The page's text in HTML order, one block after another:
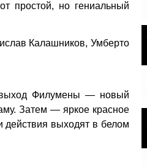
простой, но гениальный
Калашников, Умберто
выход Филумены — новый
Затем — яркое красное
действия выходят в белом